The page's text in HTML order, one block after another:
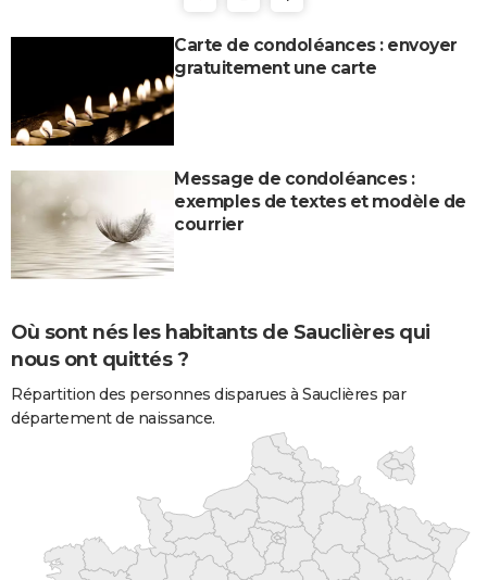
Carte de condoléances : envoyer
gratuitement une carte
Message de condoléances :
exemples de textes et modèle de
courrier
Où sont nés les habitants de Sauclières qui
nous ont quittés ?
Répartition des personnes disparues à Sauclières par
département de naissance.